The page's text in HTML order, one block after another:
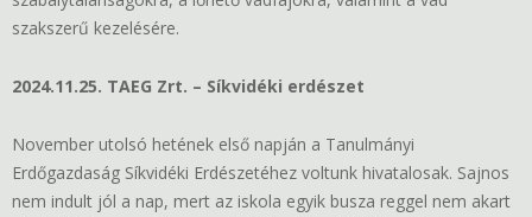
szakszerű kezelésére.
2024.11.25. TAEG Zrt. – Síkvidéki erdészet
November utolsó hetének első napján a Tanulmányi
Erdőgazdaság Síkvidéki Erdészetéhez voltunk hivatalosak. Sajnos
nem indult jól a nap, mert az iskola egyik busza reggel nem akart